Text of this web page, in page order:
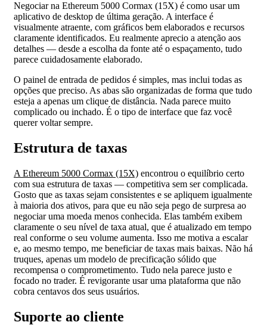
Negociar na Ethereum 5000 Cormax (15X) é como usar um
aplicativo de desktop de última geração. A interface é
visualmente atraente, com gráficos bem elaborados e recursos
claramente identificados. Eu realmente aprecio a atenção aos
detalhes — desde a escolha da fonte até o espaçamento, tudo
parece cuidadosamente elaborado.
O painel de entrada de pedidos é simples, mas inclui todas as
opções que preciso. As abas são organizadas de forma que tudo
esteja a apenas um clique de distância. Nada parece muito
complicado ou inchado. É o tipo de interface que faz você
querer voltar sempre.
Estrutura de taxas
A Ethereum 5000 Cormax (15X) encontrou o equilíbrio certo
com sua estrutura de taxas — competitiva sem ser complicada.
Gosto que as taxas sejam consistentes e se apliquem igualmente
à maioria dos ativos, para que eu não seja pego de surpresa ao
negociar uma moeda menos conhecida. Elas também exibem
claramente o seu nível de taxa atual, que é atualizado em tempo
real conforme o seu volume aumenta. Isso me motiva a escalar
e, ao mesmo tempo, me beneficiar de taxas mais baixas. Não há
truques, apenas um modelo de precificação sólido que
recompensa o comprometimento. Tudo nela parece justo e
focado no trader. É revigorante usar uma plataforma que não
cobra centavos dos seus usuários.
Suporte ao cliente